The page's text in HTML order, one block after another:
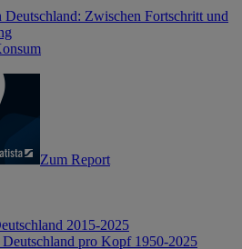
Zwischen Fortschritt und
Zum Report
2015-2025
pro Kopf 1950-2025